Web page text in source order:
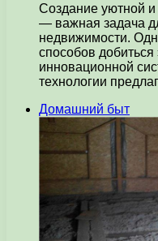
Создание уютной
— важная задача
недвижимости.
способов добиться
инновационной
технологии
Домашний быт